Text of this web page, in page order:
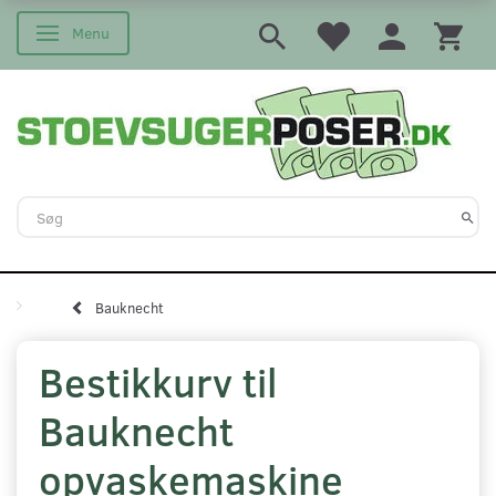
Skifte navigation
Menu
Bauknecht
Bestikkurv til
Bauknecht
opvaskemaskine